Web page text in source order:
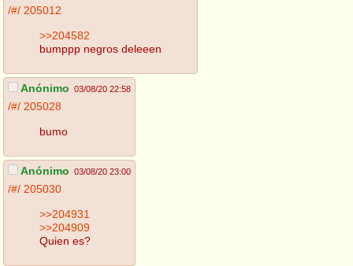
/#/ 205012
>>204582
bumppp negros deleeen
Anónimo 03/08/20 22:58
/#/ 205028
bumo
Anónimo 03/08/20 23:00
/#/ 205030
>>204931
>>204909
Quien es?